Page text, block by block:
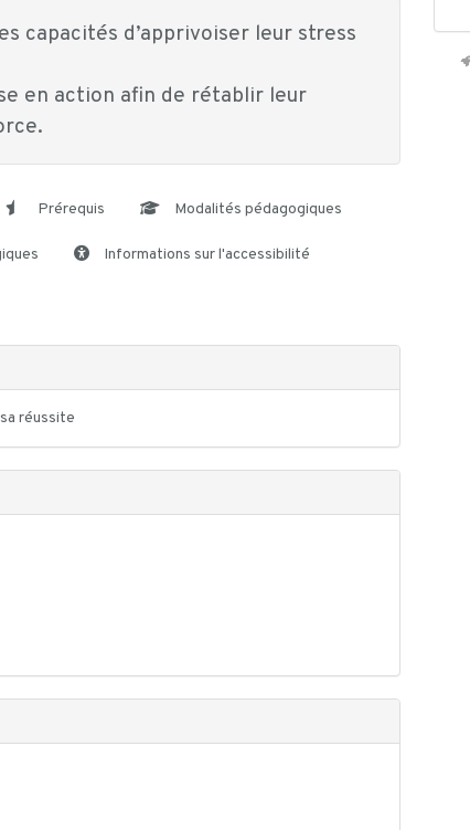
capacités d’apprivoiser leur stress
en action afin de rétablir leur
Prérequis Modalités pédagogiques
Informations sur l'accessibilité
réussite